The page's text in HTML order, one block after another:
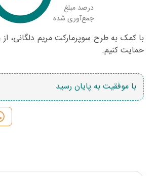
درصد مبلغ
جمع‌آوری شده
با کمک به طرح سوپرمارکت مریم دلگانی، از
حمایت کنیم.
با موفقیت به پایان رسید